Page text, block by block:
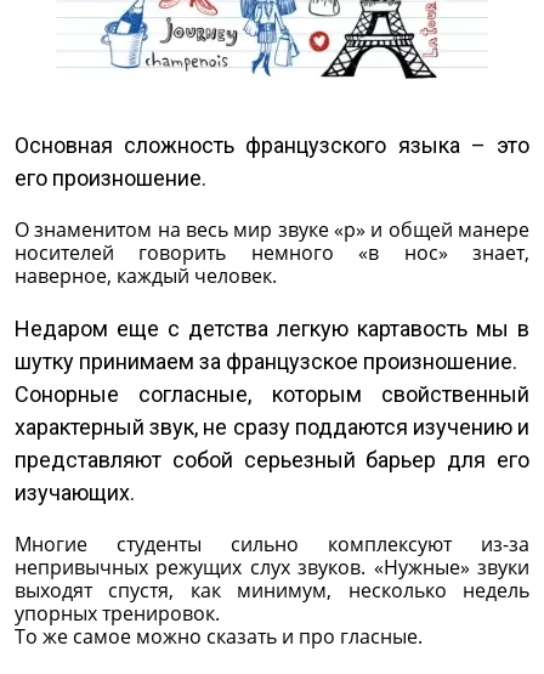
Основная сложность французского языка – это
его произношение.
О знаменитом на весь мир звуке «р» и общей манере
носителей говорить немного «в нос» знает,
наверное, каждый человек.
Недаром еще с детства легкую картавость мы в
шутку принимаем за французское произношение.
Сонорные согласные, которым свойственный
характерный звук, не сразу поддаются изучению и
представляют собой серьезный барьер для его
изучающих.
Многие студенты сильно комплексуют из-за
непривычных режущих слух звуков. «Нужные» звуки
выходят спустя, как минимум, несколько недель
упорных тренировок.
То же самое можно сказать и про гласные.